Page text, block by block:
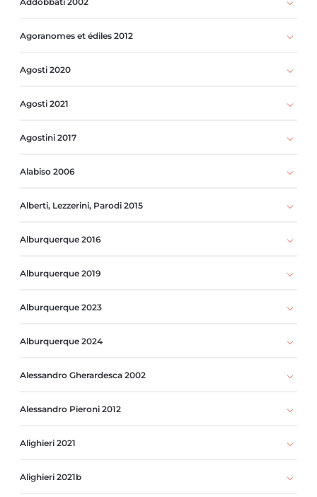
Agoranomes et édiles 2012
Agosti 2020
Agosti 2021
Agostini 2017
Alabiso 2006
Alberti, Lezzerini, Parodi 2015
Alburquerque 2016
Alburquerque 2019
Alburquerque 2023
Alburquerque 2024
Alessandro Gherardesca 2002
Alessandro Pieroni 2012
Alighieri 2021
Alighieri 2021b